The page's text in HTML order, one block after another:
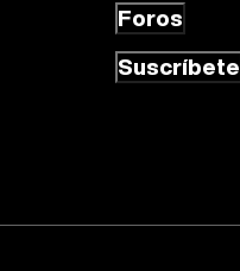
Foros
Suscríbete